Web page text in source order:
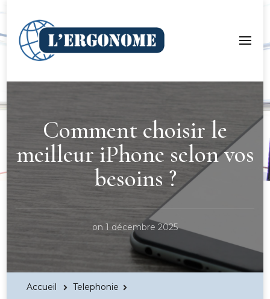
LergoNome.org
Comment choisir le
meilleur iPhone selon vos
besoins ?
on 1 décembre 2025
Accueil
Telephonie